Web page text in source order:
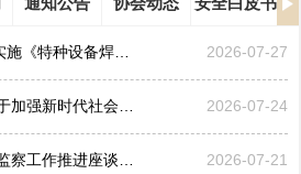
市场监管总局办公厅关于实施《特种设备焊接操作人员考核... 2026-07-27
中共中央 国务院印发《关于加强新时代社会工作的意见》 2026-07-24
2026年全国特种设备安全监察工作推进座谈会在黑龙江哈... 2026-07-21